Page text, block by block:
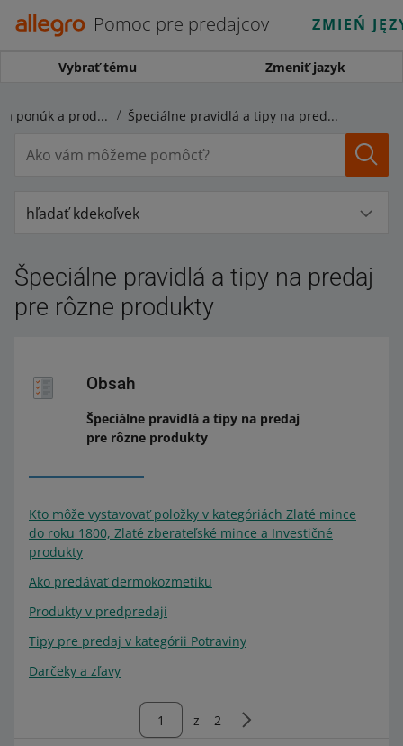
Pomoc pre predajcov ZMIEŃ
Vybrať tému Zmeniť jazyk
Pravidlá týkajúce sa ponúk a produktov Špeciálne pravidlá a tipy na predaj pre rôzne produkty
hľadať kdekoľvek
Špeciálne pravidlá a tipy na predaj
pre rôzne produkty
Obsah
Špeciálne pravidlá a tipy na predaj
pre rôzne produkty
Kto môže vystavovať položky v kategóriách Zlaté mince
do roku 1800, Zlaté zberateľské mince a Investičné
produkty
Ako predávať dermokozmetiku
Produkty v predpredaji
Tipy pre predaj v kategórii Potraviny
Darčeky a zľavy
z 2